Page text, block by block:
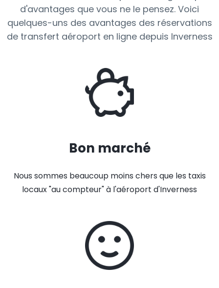
d'avantages que vous ne le pensez. Voici
quelques-uns des avantages des réservations
de transfert aéroport en ligne depuis Inverness
Bon marché
Nous sommes beaucoup moins chers que les taxis
locaux "au compteur" à l'aéroport d'Inverness